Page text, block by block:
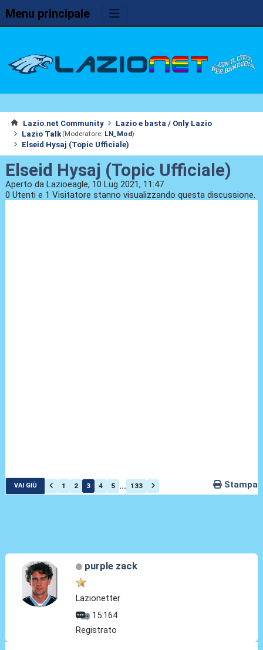
Menu principale
Lazio.net Community
Lazio e basta / Only Lazio
Lazio Talk (Moderatore: LN_Mod)
Elseid Hysaj (Topic Ufficiale)
Elseid Hysaj (Topic Ufficiale)
Aperto da Lazioeagle, 10 Lug 2021, 11:47
0 Utenti e 1 Visitatore stanno visualizzando questa discussione.
VAI GIÙ 1 2 3 4 5 ... 133 Stampa
purple zack
Lazionetter
15.164
Registrato